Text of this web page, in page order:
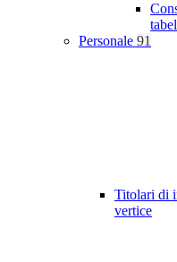
Personale 91
Titolari di
vertice